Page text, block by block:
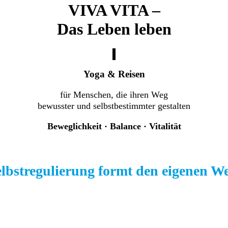
VIVA VITA –
Das Leben leben
Yoga & Reisen
für Menschen, die ihren Weg
bewusster und selbstbestimmter gestalten
Beweglichkeit · Balance · Vitalität
formt den eigenen